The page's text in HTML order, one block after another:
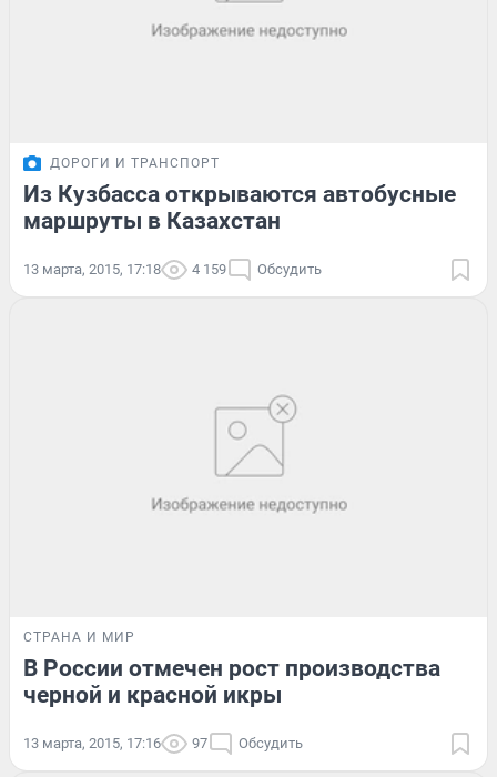
ДОРОГИ И ТРАНСПОРТ
Из Кузбасса открываются автобусные
маршруты в Казахстан
13 марта, 2015, 17:18 4 159 Обсудить
СТРАНА И МИР
В России отмечен рост производства
черной и красной икры
13 марта, 2015, 17:16 97 Обсудить